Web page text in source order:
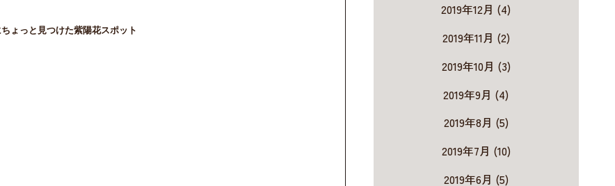
ちょっと見つけた紫陽花スポット
2019年12月 (4)
2019年11月 (2)
2019年10月 (3)
2019年9月 (4)
2019年8月 (5)
2019年7月 (10)
2019年6月 (5)